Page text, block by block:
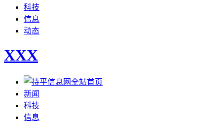
科技
信息
动态
XXX
全站首页
新闻
科技
信息